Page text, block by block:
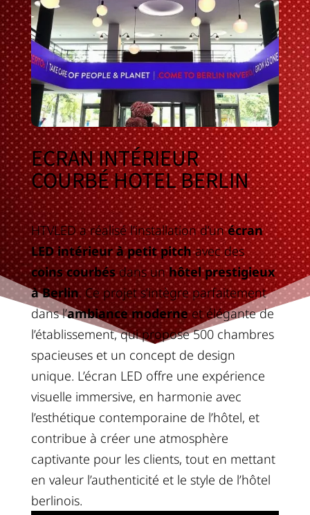
ECRAN INTÉRIEUR
COURBÉ HOTEL BERLIN
HTVLED a réalisé l’installation d’unécran
LED intérieur à petit pitchavec des
coins courbésdans unhôtel prestigieux
à Berlin. Ce projet s’intègre parfaitement
dans l’ambiance moderneet élégante de
l’établissement, qui propose 500 chambres
spacieuses et un concept de design
unique. L’écran LED offre une expérience
visuelle immersive, en harmonie avec
l’esthétique contemporaine de l’hôtel, et
contribue à créer une atmosphère
captivante pour les clients, tout en mettant
en valeur l’authenticité et le style de l’hôtel
berlinois.